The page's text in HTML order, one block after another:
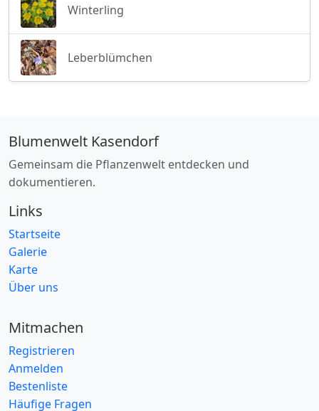
Winterling
Leberblümchen
Blumenwelt Kasendorf
Gemeinsam die Pflanzenwelt entdecken und
dokumentieren.
Links
Startseite
Galerie
Karte
Über uns
Mitmachen
Registrieren
Anmelden
Bestenliste
Häufige Fragen